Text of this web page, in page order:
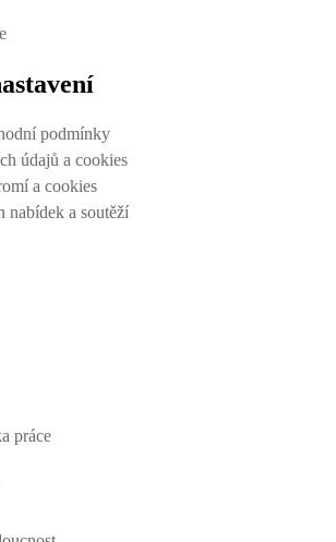
podmínky
údajů a cookies
a cookies
nabídek a soutěží
práce